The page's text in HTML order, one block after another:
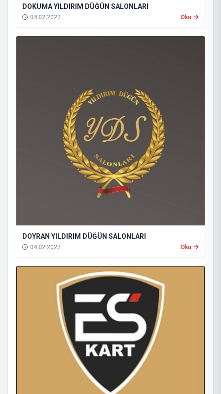
DOKUMA YILDIRIM DÜĞÜN SALONLARI
04.02.2022 Oku
DOYRAN YILDIRIM DÜĞÜN SALONLARI
04.02.2022 Oku